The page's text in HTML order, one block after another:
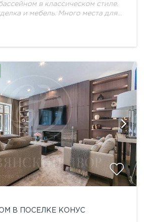
в классическом стиле.
и мебель. Много места для
с бассейном, сауной...
В ПОСЕЛКЕ КОНУС